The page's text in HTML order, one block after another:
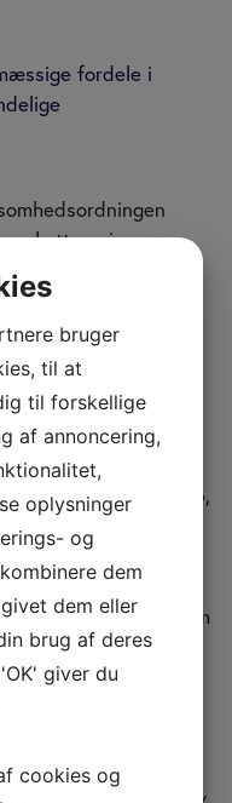
fordele i
skatterevisor mv.
skatteregnskab,
skatten. Dette
fordele.
som
og
– dels på
samt skatteregnskab,
indeholde en
Når du som
størrelsen af
indeståendet på
samtlige indskud
bruger
til at
til forskellige
af annoncering,
oplysninger
og
dem
dem eller
brug af deres
giver du
cookies og